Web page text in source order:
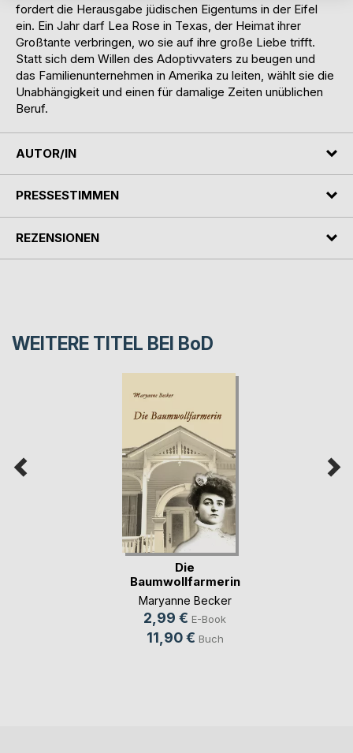
fordert die Herausgabe jüdischen Eigentums in der Eifel
ein. Ein Jahr darf Lea Rose in Texas, der Heimat ihrer
Großtante verbringen, wo sie auf ihre große Liebe trifft.
Statt sich dem Willen des Adoptivvaters zu beugen und
das Familienunternehmen in Amerika zu leiten, wählt sie die
Unabhängigkeit und einen für damalige Zeiten unüblichen
Beruf.
AUTOR/IN
PRESSESTIMMEN
REZENSIONEN
WEITERE TITEL BEI BoD
Die
Baumwollfarmerin
Maryanne Becker
2,99 € E-Book
11,90 € Buch